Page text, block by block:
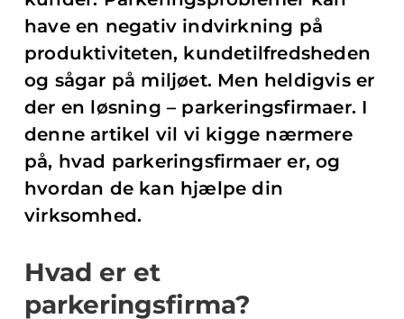
have en negativ indvirkning på
produktiviteten, kundetilfredsheden
og sågar på miljøet. Men heldigvis er
der en løsning – parkeringsfirmaer. I
denne artikel vil vi kigge nærmere
på, hvad parkeringsfirmaer er, og
hvordan de kan hjælpe din
virksomhed.
Hvad er et
parkeringsfirma?